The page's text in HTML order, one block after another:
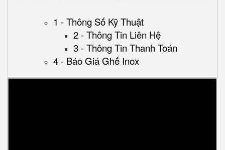
1 - Thông Số Kỹ Thuật
2 - Thông Tin Liên Hệ
3 - Thông Tin Thanh Toán
4 - Báo Giá Ghế Inox